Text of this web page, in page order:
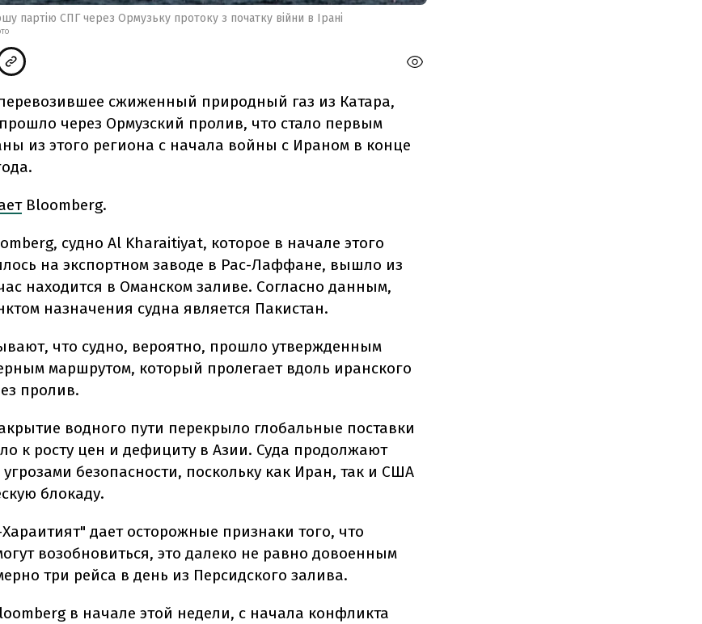
партію СПГ через Ормузьку протоку з початку війни в Ірані
сжиженный природный газ из Катара,
через Ормузский пролив, что стало первым
из этого региона с начала войны с Ираном в конце
Bloomberg.
судно Al Kharaitiyat, которое в начале этого
на экспортном заводе в Рас-Лаффане, вышло из
находится в Оманском заливе. Согласно данным,
назначения судна является Пакистан.
что судно, вероятно, прошло утвержденным
маршрутом, который пролегает вдоль иранского
пролив.
водного пути перекрыло глобальные поставки
к росту цен и дефициту в Азии. Суда продолжают
угрозами безопасности, поскольку как Иран, так и США
блокаду.
дает осторожные признаки того, что
возобновиться, это далеко не равно довоенным
три рейса в день из Персидского залива.
в начале этой недели, с начала конфликта